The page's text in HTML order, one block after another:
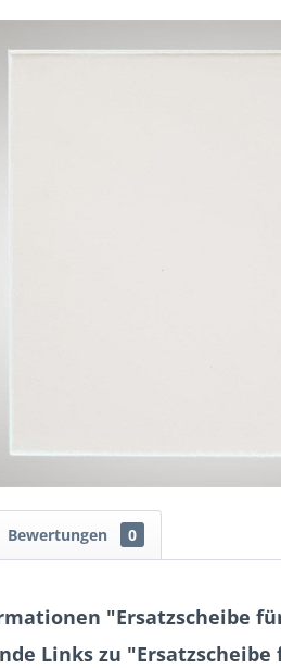
Bewertungen 0
"Ersatzscheibe
Links zu "Ersatzscheibe